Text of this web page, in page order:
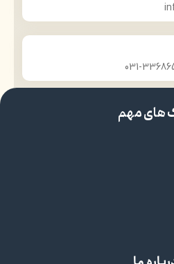
های مهم